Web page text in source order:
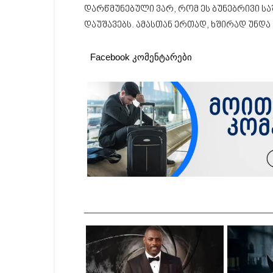
დარწმუნებული ვარ, რომ ეს ბუნებრივი
დაუშავებს. ამასთან ერთად, ხშირად
Facebook კომენტარები